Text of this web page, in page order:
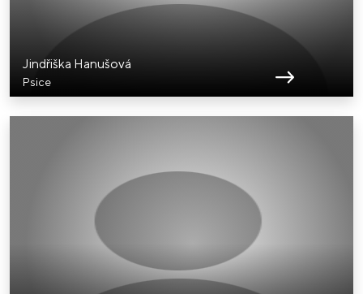
Jindřiška Hanušová
Psice